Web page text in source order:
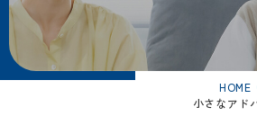
ッ
プ
移
動
HOME
小さなアド